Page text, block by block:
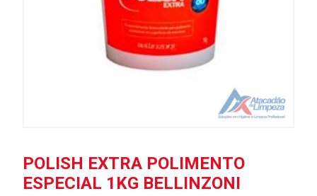
POLISH EXTRA POLIMENTO
ESPECIAL 1KG BELLINZONI